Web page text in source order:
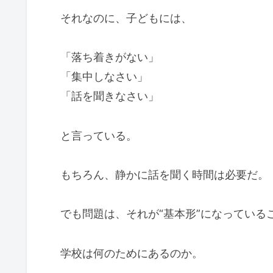
それなのに、子どもには、
「落ち着きがない」
「集中しなさい」
「話を聞きなさい」
と言っている。
もちろん、静かに話を聞く時間は必要だ。
でも問題は、それが“基本形”になっている
学校は何のためにあるのか。